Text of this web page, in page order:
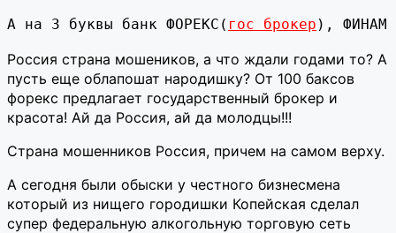
А на 3 буквы банк ФОРЕКС( гос брокер ), ФИНАМ
Россия страна мошеников, а что ждали годами то? А
пусть еще облапошат народишку? От 100 баксов
форекс предлагает государственный брокер и
красота! Ай да Россия, ай да молодцы!!!
Страна мошенников Россия, причем на самом верху.
А сегодня были обыски у честного бизнесмена
который из нищего городишки Копейская сделал
супер федеральную алкогольную торговую сеть